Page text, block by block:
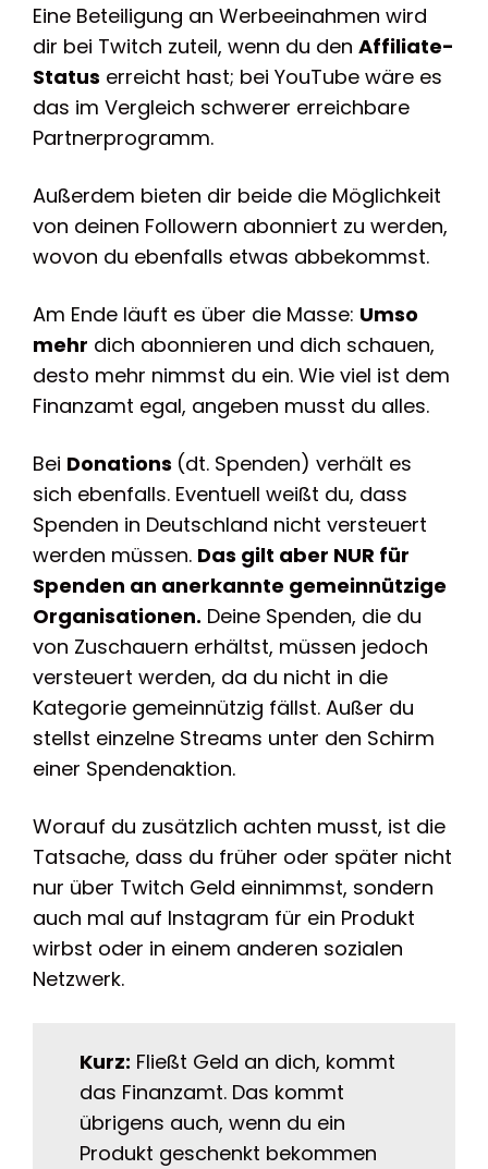
Eine Beteiligung an Werbeeinahmen wird
dir bei Twitch zuteil, wenn du den Affiliate-
Status erreicht hast; bei YouTube wäre es
das im Vergleich schwerer erreichbare
Partnerprogramm.
Außerdem bieten dir beide die Möglichkeit
von deinen Followern abonniert zu werden,
wovon du ebenfalls etwas abbekommst.
Am Ende läuft es über die Masse: Umso
mehr dich abonnieren und dich schauen,
desto mehr nimmst du ein. Wie viel ist dem
Finanzamt egal, angeben musst du alles.
Bei Donations (dt. Spenden) verhält es
sich ebenfalls. Eventuell weißt du, dass
Spenden in Deutschland nicht versteuert
werden müssen. Das gilt aber NUR für
Spenden an anerkannte gemeinnützige
Organisationen. Deine Spenden, die du
von Zuschauern erhältst, müssen jedoch
versteuert werden, da du nicht in die
Kategorie gemeinnützig fällst. Außer du
stellst einzelne Streams unter den Schirm
einer Spendenaktion.
Worauf du zusätzlich achten musst, ist die
Tatsache, dass du früher oder später nicht
nur über Twitch Geld einnimmst, sondern
auch mal auf Instagram für ein Produkt
wirbst oder in einem anderen sozialen
Netzwerk.
Kurz: Fließt Geld an dich, kommt
das Finanzamt. Das kommt
übrigens auch, wenn du ein
Produkt geschenkt bekommen